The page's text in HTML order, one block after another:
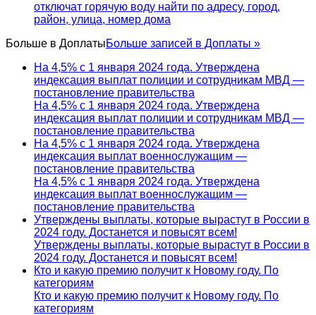
отключат горячую воду найти по адресу, город,
район, улица, номер дома
Больше в ДоплатыБольше записей в Доплаты »
На 4,5% с 1 января 2024 года. Утверждена
индексация выплат полиции и сотрудникам МВД —
постановление правительства
На 4,5% с 1 января 2024 года. Утверждена
индексация выплат полиции и сотрудникам МВД —
постановление правительства
На 4,5% с 1 января 2024 года. Утверждена
индексация выплат военнослужащим —
постановление правительства
На 4,5% с 1 января 2024 года. Утверждена
индексация выплат военнослужащим —
постановление правительства
Утверждены выплаты, которые вырастут в России в
2024 году. Достанется и повысят всем!
Утверждены выплаты, которые вырастут в России в
2024 году. Достанется и повысят всем!
Кто и какую премию получит к Новому году. По
категориям
Кто и какую премию получит к Новому году. По
категориям